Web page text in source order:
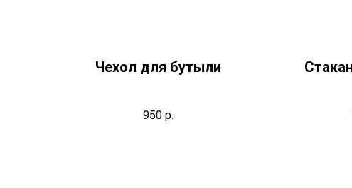
Чехол для бутыли
950 р.